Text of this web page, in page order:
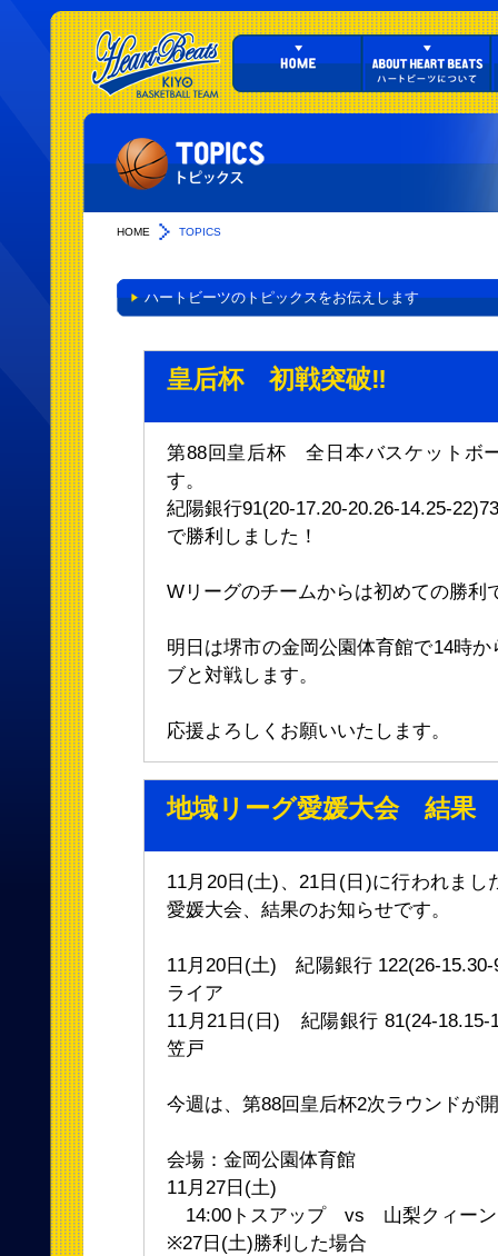
HOME TOPICS
ハートビーツのトピックスをお伝えします
皇后杯 初戦突破‼︎
第88回皇后杯 全日本バスケットボ
す。
紀陽銀行91(20-17.20-20.26-14.25-
で勝利しました！
Wリーグのチームからは初めての勝利
明日は堺市の金岡公園体育館で14時
ブと対戦します。
応援よろしくお願いいたします。
地域リーグ愛媛大会 結果
11月20日(土)、21日(日)に行われまし
愛媛大会、結果のお知らせです。
11月20日(土) 紀陽銀行 122(26-
ライア
11月21日(日) 紀陽銀行 81(24-
笠戸
今週は、第88回皇后杯2次ラウンドが
会場：金岡公園体育館
11月27日(土)
14:00トスアップ vs 山梨クィーン
※27日(土)勝利した場合